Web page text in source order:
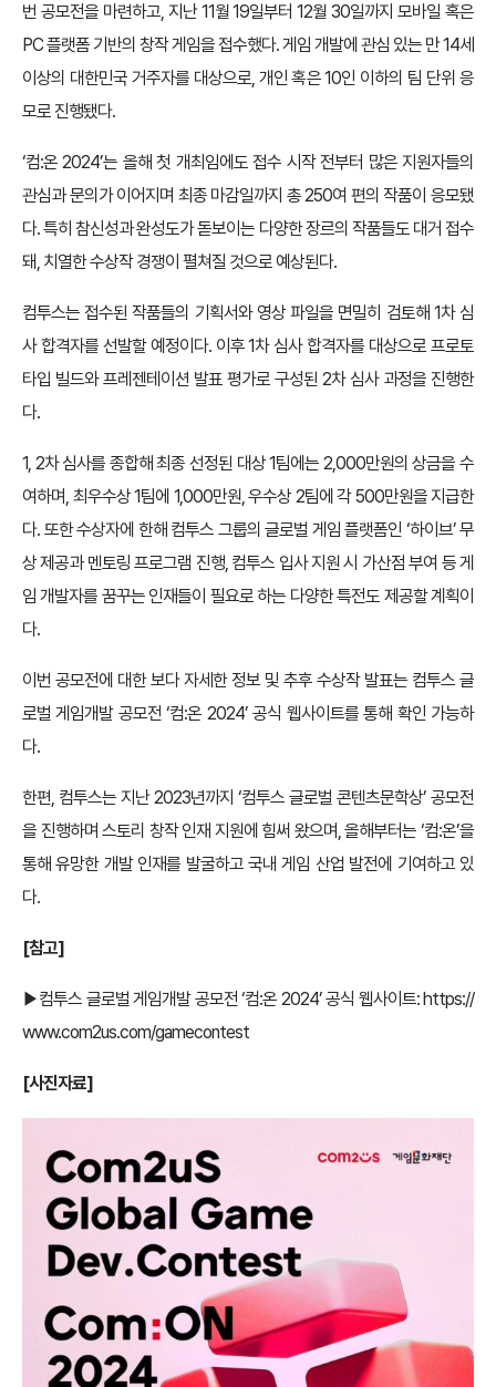
번 공모전을 마련하고, 지난 11월 19일부터 12월 30일까지 모바일 혹은
PC 플랫폼 기반의 창작 게임을 접수했다. 게임 개발에 관심 있는 만 14세
이상의 대한민국 거주자를 대상으로, 개인 혹은 10인 이하의 팀 단위 응
모로 진행됐다.
‘컴:온 2024’는 올해 첫 개최임에도 접수 시작 전부터 많은 지원자들의
관심과 문의가 이어지며 최종 마감일까지 총 250여 편의 작품이 응모됐
다. 특히 참신성과 완성도가 돋보이는 다양한 장르의 작품들도 대거 접수
돼, 치열한 수상작 경쟁이 펼쳐질 것으로 예상된다.
컴투스는 접수된 작품들의 기획서와 영상 파일을 면밀히 검토해 1차 심
사 합격자를 선발할 예정이다. 이후 1차 심사 합격자를 대상으로 프로토
타입 빌드와 프레젠테이션 발표 평가로 구성된 2차 심사 과정을 진행한
다.
1, 2차 심사를 종합해 최종 선정된 대상 1팀에는 2,000만원의 상금을 수
여하며, 최우수상 1팀에 1,000만원, 우수상 2팀에 각 500만원을 지급한
다. 또한 수상자에 한해 컴투스 그룹의 글로벌 게임 플랫폼인 ‘하이브’ 무
상 제공과 멘토링 프로그램 진행, 컴투스 입사 지원 시 가산점 부여 등 게
임 개발자를 꿈꾸는 인재들이 필요로 하는 다양한 특전도 제공할 계획이
다.
이번 공모전에 대한 보다 자세한 정보 및 추후 수상작 발표는 컴투스 글
로벌 게임개발 공모전 ‘컴:온 2024’ 공식 웹사이트를 통해 확인 가능하
다.
한편, 컴투스는 지난 2023년까지 ‘컴투스 글로벌 콘텐츠문학상’ 공모전
을 진행하며 스토리 창작 인재 지원에 힘써 왔으며, 올해부터는 ‘컴:온’을
통해 유망한 개발 인재를 발굴하고 국내 게임 산업 발전에 기여하고 있
다.
[참고]
▶컴투스 글로벌 게임개발 공모전 ‘컴:온 2024’ 공식 웹사이트: https://
www.com2us.com/gamecontest
[사진자료]